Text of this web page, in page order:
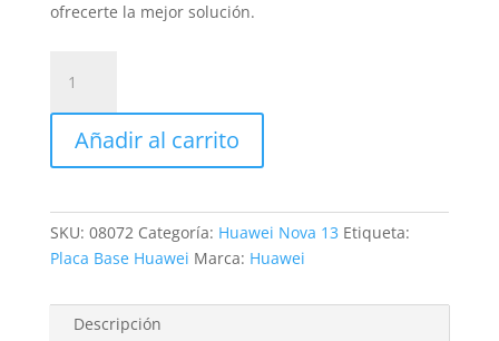
ofrecerte la mejor solución.
Huawei
Nova
cantidad
Añadir al carrito
SKU: 08072 Categoría: Huawei Nova 13 Etiqueta:
Placa Base Huawei Marca: Huawei
Descripción